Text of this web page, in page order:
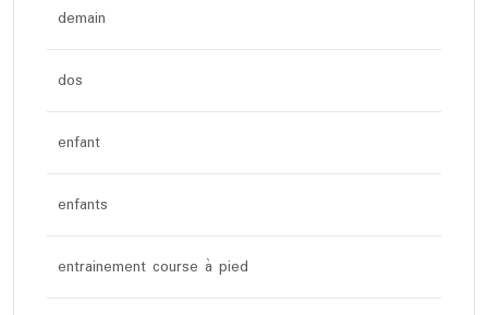
demain
dos
enfant
enfants
entrainement course à pied